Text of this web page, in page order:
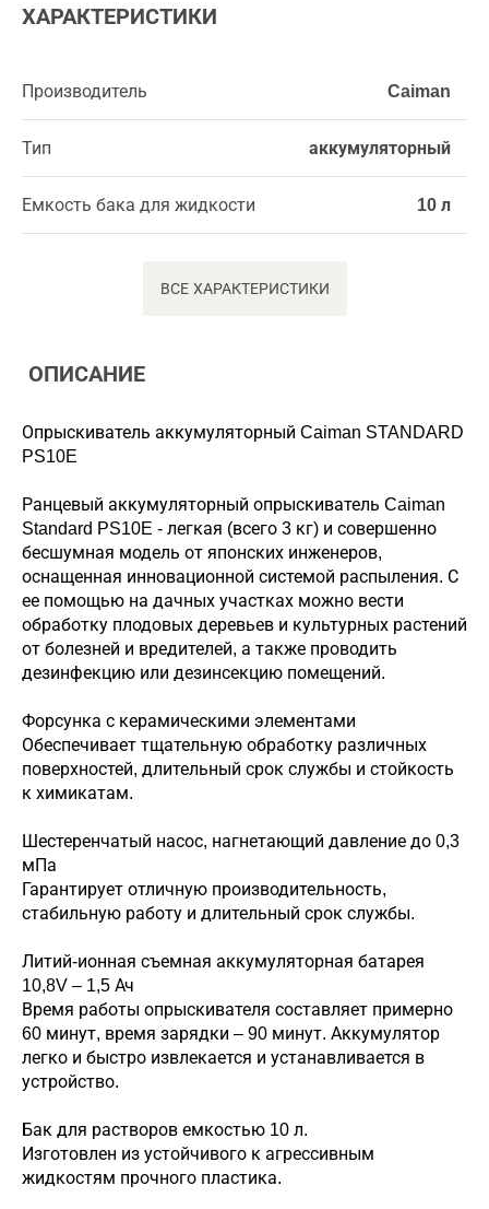
ХАРАКТЕРИСТИКИ
Производитель Caiman
Тип аккумуляторный
Емкость бака для жидкости 10 л
ВСЕ ХАРАКТЕРИСТИКИ
ОПИСАНИЕ
Опрыскиватель аккумуляторный Caiman STANDARD
PS10E
Ранцевый аккумуляторный опрыскиватель Caiman
Standard PS10E - легкая (всего 3 кг) и совершенно
бесшумная модель от японских инженеров,
оснащенная инновационной системой распыления. С
ее помощью на дачных участках можно вести
обработку плодовых деревьев и культурных растений
от болезней и вредителей, а также проводить
дезинфекцию или дезинсекцию помещений.
Форсунка с керамическими элементами
Обеспечивает тщательную обработку различных
поверхностей, длительный срок службы и стойкость
к химикатам.
Шестеренчатый насос, нагнетающий давление до 0,3
мПа
Гарантирует отличную производительность,
стабильную работу и длительный срок службы.
Литий-ионная съемная аккумуляторная батарея
10,8V – 1,5 Ач
Время работы опрыскивателя составляет примерно
60 минут, время зарядки – 90 минут. Аккумулятор
легко и быстро извлекается и устанавливается в
устройство.
Бак для растворов емкостью 10 л.
Изготовлен из устойчивого к агрессивным
жидкостям прочного пластика.